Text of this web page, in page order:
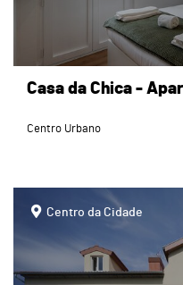
Casa da Chica -
Centro Urbano
Centro da Cidade